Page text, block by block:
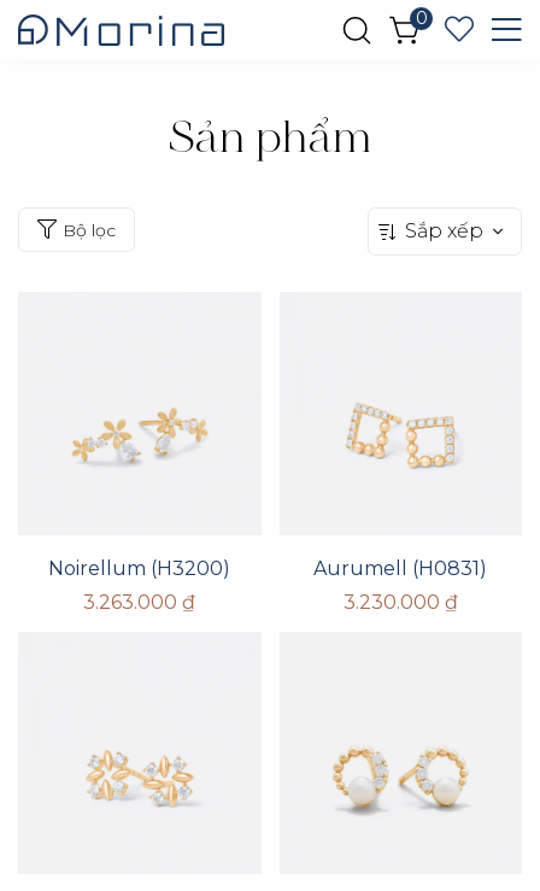
0
Sản phẩm
Bộ lọc Sắp xếp
Noirellum (H3200)
3.263.000₫
Aurumell (H0831)
3.230.000 ₫